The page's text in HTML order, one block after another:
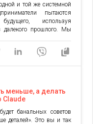
и той же системной
пытаются
используя
прошлого. Мы
он не жесток, он
вы хотите превратить
меньше, а делать
банальных советов
деталей». Это вы и так